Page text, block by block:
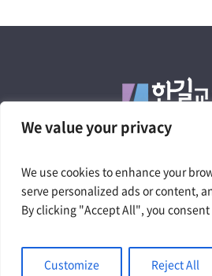
We value your privacy
We use cookies to enhance your
serve personalized ads or content,
By clicking "Accept All", you
Customize Reject All
4050 W. Pico Blvd. Los
Tel.323.735.0200 |
© 2024 The Way